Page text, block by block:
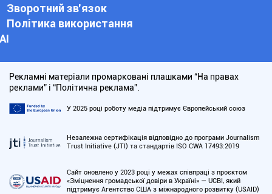
Зворотний зв'язок
Політика використання
АІ
Рекламні матеріали промарковані плашками “На правах
реклами” і “Політична реклама”.
У 2025 році роботу медіа підтримує Європейський союз
Незалежна сертифікація відповідно до програми Journalism
Trust Initiative (JTI) та стандартів ISO CWA 17493:2019
Сайт оновлено у 2023 році у межах співпраці з проєктом
«Зміцнення громадської довіри в Україні» — UCBI, який
підтримує Агентство США з міжнародного розвитку (USAID)